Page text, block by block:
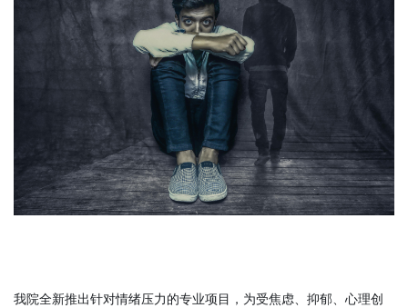
我院全新推出针对情绪压力的专业项目，为受焦虑、抑郁、心理创